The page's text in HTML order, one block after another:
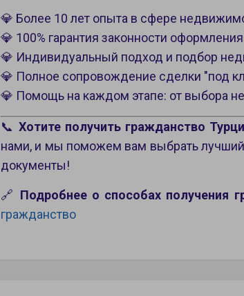
💎 Более 10 лет опыта в сфере
💎 100% гарантия законности
💎 Индивидуальный подход и подбор
💎 Полное сопровождение сделки "под
💎 Помощь на каждом этапе: от выбора
📞 Хотите получить гражданство
нами, и мы поможем вам выбрать
документы!
🔗 Подробнее о способах получения
гражданство